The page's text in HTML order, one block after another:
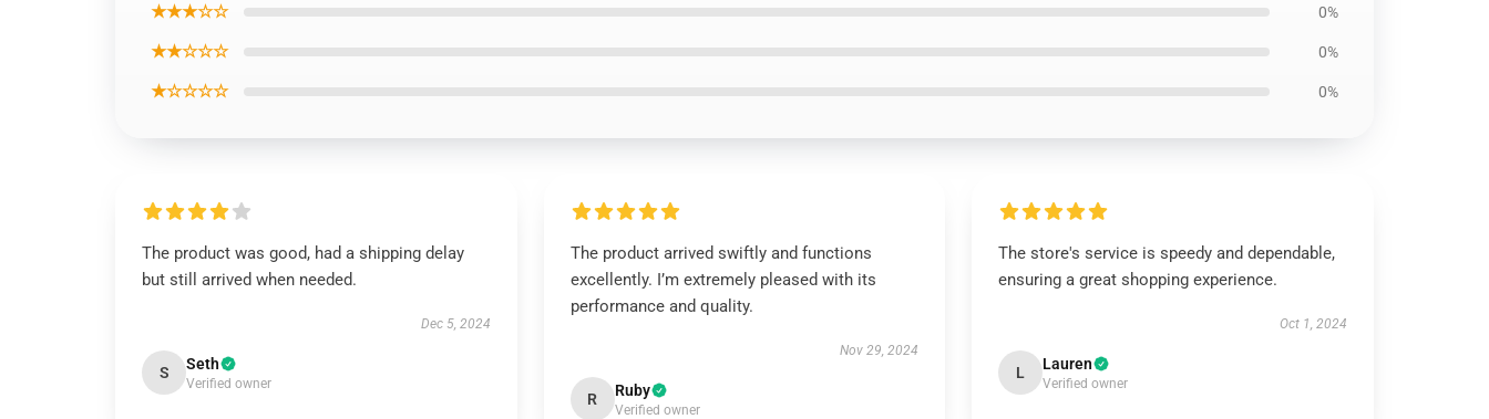
★★★☆☆ 0%
★★☆☆☆ 0%
★☆☆☆☆ 0%
The product was good, had a shipping delay
but still arrived when needed.
Dec 5, 2024
S Seth
Verified owner
The product arrived swiftly and functions
excellently. I’m extremely pleased with its
performance and quality.
Nov 29, 2024
R Ruby
Verified owner
The store's service is speedy and dependable,
ensuring a great shopping experience.
Oct 1, 2024
L Lauren
Verified owner